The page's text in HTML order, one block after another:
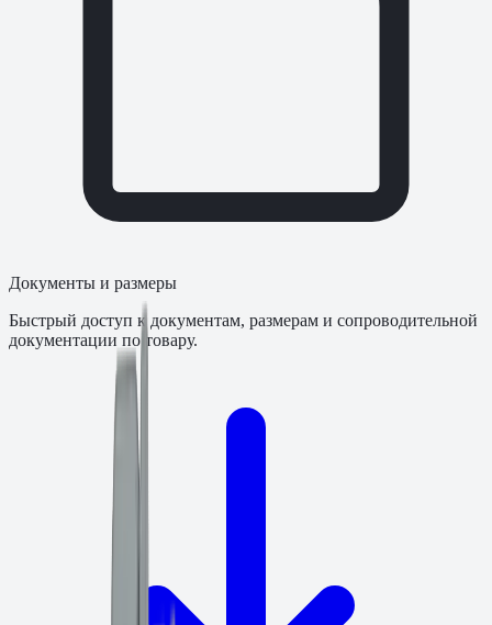
Документы и размеры
Быстрый доступ к документам, размерам и сопроводительной
документации по товару.